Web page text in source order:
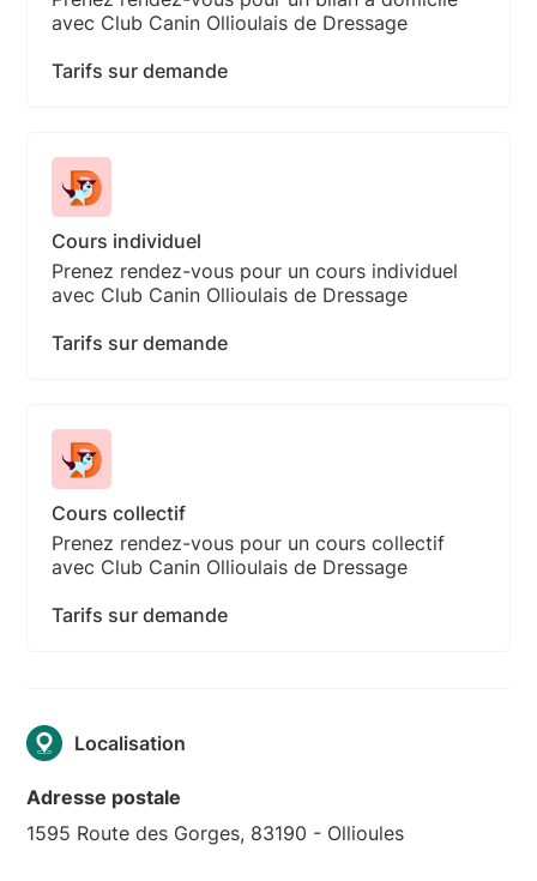
avec Club Canin Ollioulais de Dressage
Tarifs sur demande
Cours individuel
Prenez rendez-vous pour un cours individuel
avec Club Canin Ollioulais de Dressage
Tarifs sur demande
Cours collectif
Prenez rendez-vous pour un cours collectif
avec Club Canin Ollioulais de Dressage
Tarifs sur demande
Localisation
Adresse postale
1595 Route des Gorges, 83190 - Ollioules